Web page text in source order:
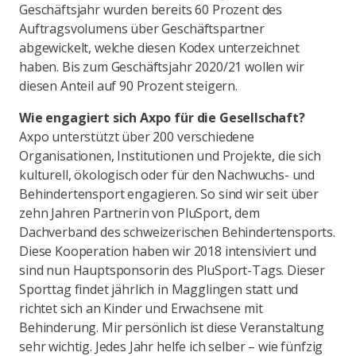
Geschäftsjahr wurden bereits 60 Prozent des
Auftragsvolumens über Geschäftspartner
abgewickelt, welche diesen Kodex unterzeichnet
haben. Bis zum Geschäftsjahr 2020/21 wollen wir
diesen Anteil auf 90 Prozent steigern.
Wie engagiert sich Axpo für die Gesellschaft?
Axpo unterstützt über 200 verschiedene
Organisationen, Institutionen und Projekte, die sich
kulturell, ökologisch oder für den Nachwuchs- und
Behindertensport engagieren. So sind wir seit über
zehn Jahren Partnerin von PluSport, dem
Dachverband des schweizerischen Behindertensports.
Diese Kooperation haben wir 2018 intensiviert und
sind nun Hauptsponsorin des PluSport-Tags. Dieser
Sporttag findet jährlich in Magglingen statt und
richtet sich an Kinder und Erwachsene mit
Behinderung. Mir persönlich ist diese Veranstaltung
sehr wichtig. Jedes Jahr helfe ich selber – wie fünfzig